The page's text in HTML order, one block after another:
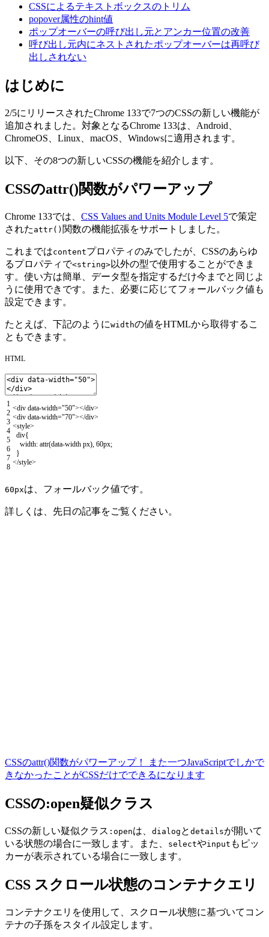
CSSによるテキストボックスのトリム
popover属性のhint値
ポップオーバーの呼び出し元とアンカー位置の改善
呼び出し元内にネストされたポップオーバーは再呼び
出しされない
はじめに
2/5にリリースされたChrome 133で7つのCSSの新しい機能が
追加されました。対象となるChrome 133は、Android、
ChromeOS、Linux、macOS、Windowsに適用されます。
以下、その8つの新しいCSSの機能を紹介します。
CSSのattr()関数がパワーアップ
Chrome 133では、 CSS Values and Units Module Level 5で策定
された attr() 関数の機能拡張をサポートしました。
これまではcontentプロパティのみでしたが、CSSのあらゆ
るプロパティで<string> 以外の型で使用することができま
す。使い方は簡単、データ型を指定するだけ今までと同じよ
うに使用できです。また、必要に応じてフォールバック値も
設定できます。
たとえば、下記のようにwidthの値をHTMLから取得するこ
ともできます。
HTML
1
2
3
4
5
6
7
8
<div data-width="50"></div>
<div data-width="70"></div>
<style>
div{
width: attr(data-width px), 60px;
}
</style>
60pxは、フォールバック値です。
詳しくは、先日の記事をご覧ください。
CSSのattr()関数がパワーアップ！ また一つJavaScriptでしかで
きなかったことがCSSだけでできるになります
CSSの:open疑似クラス
CSSの新しい疑似クラス :openは、 dialog と detailsが開いて
いる状態の場合に一致します。また、
selectやinput もピッ
カーが表示されている場合に一致します。
CSS スクロール状態のコンテナクエリ
コンテナクエリを使用して、スクロール状態に基づいてコン
テナの子孫をスタイル設定します。